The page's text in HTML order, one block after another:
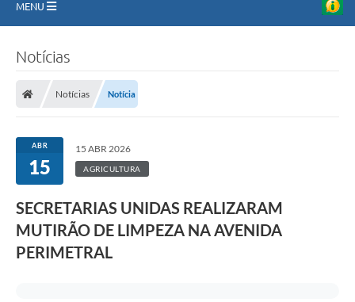
MENU
ACESSO À INFORMAÇÃO
Publicações Oficiais
Notícias
Contato
Notícias
Notícias Notícia
ABR
15
15 ABR 2026
AGRICULTURA
SECRETARIAS UNIDAS REALIZARAM
MUTIRÃO DE LIMPEZA NA AVENIDA
PERIMETRAL